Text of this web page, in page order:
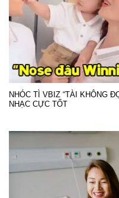
NHÓC TÌ VBIZ “TÀI KHÔNG
NHẠC CỰC TỐT